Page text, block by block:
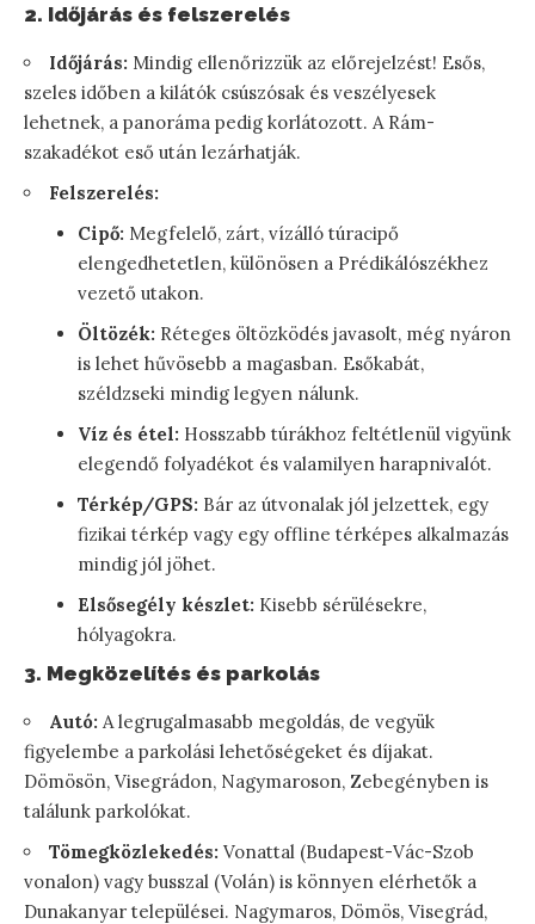
2. Időjárás és felszerelés
Időjárás: Mindig ellenőrizzük az előrejelzést! Esős,
szeles időben a kilátók csúszósak és veszélyesek
lehetnek, a panoráma pedig korlátozott. A Rám-
szakadékot eső után lezárhatják.
Felszerelés:
Cipő: Megfelelő, zárt, vízálló túracipő
elengedhetetlen, különösen a Prédikálószékhez
vezető utakon.
Öltözék: Réteges öltözködés javasolt, még nyáron
is lehet hűvösebb a magasban. Esőkabát,
széldzseki mindig legyen nálunk.
Víz és étel: Hosszabb túrákhoz feltétlenül vigyünk
elegendő folyadékot és valamilyen harapnivalót.
Térkép/GPS: Bár az útvonalak jól jelzettek, egy
fizikai térkép vagy egy offline térképes alkalmazás
mindig jól jöhet.
Elsősegély készlet: Kisebb sérülésekre,
hólyagokra.
3. Megközelítés és parkolás
Autó: A legrugalmasabb megoldás, de vegyük
figyelembe a parkolási lehetőségeket és díjakat.
Dömösön, Visegrádon, Nagymaroson, Zebegényben is
találunk parkolókat.
Tömegközlekedés: Vonattal (Budapest-Vác-Szob
vonalon) vagy busszal (Volán) is könnyen elérhetők a
Dunakanyar települései. Nagymaros, Dömös, Visegrád,